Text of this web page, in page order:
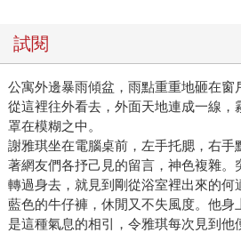
試閱
公寓外邊暴雨傾盆，雨點重重地砸在窗
從這裡往外看去，外面天地連成一線，
罩在模糊之中。
謝雅琪坐在電腦桌前，左手托腮，右手
著網友們各抒己見的留言，神色複雜。
轉過身去，就見到剛從浴室裡出來的何
藍色的牛仔褲，休閒又不失風度。他身
是這種氣息的相引，令雅琪每次見到他